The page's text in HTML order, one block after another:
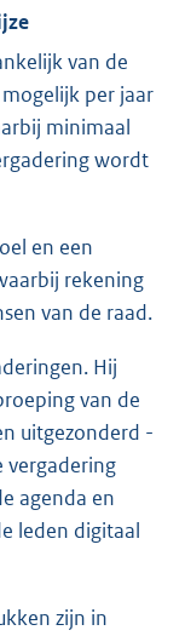
van de
per jaar
minimaal
wordt
en een
rekening
van de raad.
Hij
van de
uitgezonderd -
vergadering
agenda en
leden digitaal
zijn in